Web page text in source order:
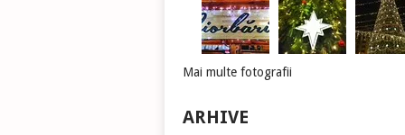
Mai multe fotografii
ARHIVE